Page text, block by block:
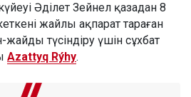
Әділет Зейнел қазадан 8
жайлы ақпарат тараған
түсіндіру үшін сұхбат
Azattyq Rýhy.